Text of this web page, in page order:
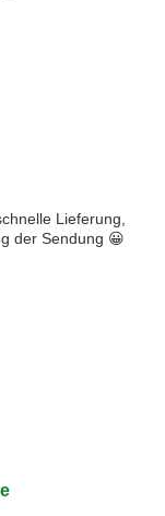
Lieferung,
der Sendung 😀